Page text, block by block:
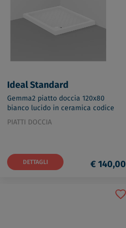
Ideal Standard
Gemma2 piatto doccia 120x80
bianco lucido in ceramica codice
prod: J526901
PIATTI DOCCIA
DETTAGLI € 140,00